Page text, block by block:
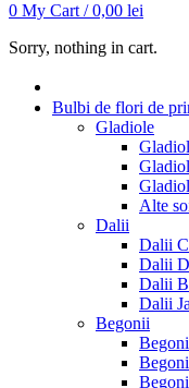
0 My Cart /0,00 lei
Sorry, nothing in cart.
Bulbi de flori de
Gladiole
Alte
Dalii
Dalii
Dalii
Dalii
Dalii
Begonii